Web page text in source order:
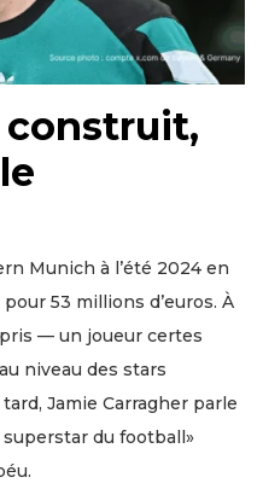
construit,
Munich à l’été 2024 en
53 millions d’euros. À
— un joueur certes
niveau des stars
Jamie Carragher parle
superstar du football»